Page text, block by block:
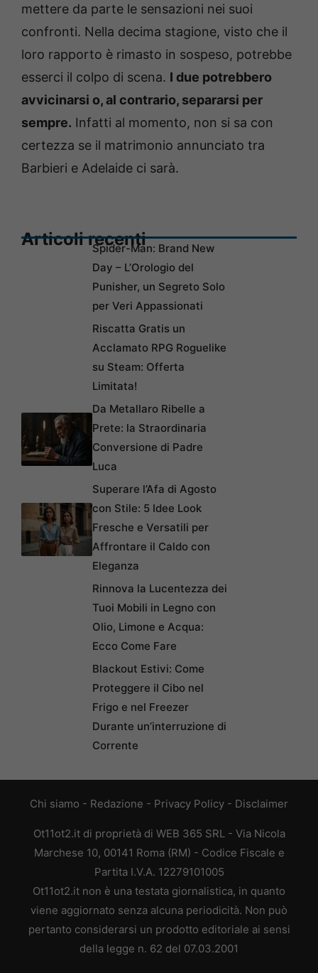
mettere da parte le sensazioni nei suoi
confronti. Nella decima stagione, visto che il
loro rapporto è rimasto in sospeso, potrebbe
esserci il colpo di scena. I due potrebbero
avvicinarsi o, al contrario, separarsi per
sempre. Infatti al momento, non si sa con
certezza se il matrimonio annunciato tra
Barbieri e Adelaide ci sarà.
Articoli recentiSpider-Man: Brand New
Day – L’Orologio del
Punisher, un Segreto Solo
per Veri Appassionati
Riscatta Gratis un
Acclamato RPG Roguelike
su Steam: Offerta
Limitata!
Da Metallaro Ribelle a
Prete: la Straordinaria
Conversione di Padre
Luca
Superare l’Afa di Agosto
con Stile: 5 Idee Look
Fresche e Versatili per
Affrontare il Caldo con
Eleganza
Rinnova la Lucentezza dei
Tuoi Mobili in Legno con
Olio, Limone e Acqua:
Ecco Come Fare
Blackout Estivi: Come
Proteggere il Cibo nel
Frigo e nel Freezer
Durante un’interruzione di
Corrente
Chi siamo - Redazione - Privacy Policy - Disclaimer
Ot11ot2.it di proprietà di WEB 365 SRL - Via Nicola
Marchese 10, 00141 Roma (RM) - Codice Fiscale e
Partita I.V.A. 12279101005
Ot11ot2.it non è una testata giornalistica, in quanto
viene aggiornato senza alcuna periodicità. Non può
pertanto considerarsi un prodotto editoriale ai sensi
della legge n. 62 del 07.03.2001